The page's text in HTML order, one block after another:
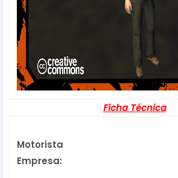
Ficha Técnica
Motorista
Empresa: